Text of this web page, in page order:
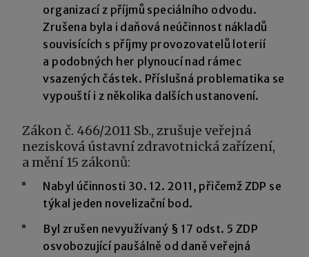
organizací z příjmů speciálního odvodu.
Zrušena byla i daňová neúčinnost nákladů
souvisících s příjmy provozovatelů loterií
a podobných her plynoucí nad rámec
vsazených částek. Příslušná problematika se
vypouští i z několika dalších ustanovení.
Zákon č. 466/2011 Sb., zrušuje veřejná
nezisková ústavní zdravotnická zařízení,
a mění 15 zákonů:
Nabyl účinnosti 30. 12. 2011, přičemž ZDP se
týkal jeden novelizační bod.
Byl zrušen nevyužívaný § 17 odst. 5 ZDP
osvobozující paušálně od daně veřejná